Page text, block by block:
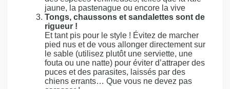
jaune, la pastenague ou encore la vive
Tongs, chaussons et sandalettes sont de
rigueur !
Et tant pis pour le style ! Évitez de marcher
pied nus et de vous allonger directement sur
le sable (utilisez plutôt une serviette, une
fouta ou une natte) pour éviter d’attraper des
puces et des parasites, laissés par des
chiens errants… Que vous ne devez pas